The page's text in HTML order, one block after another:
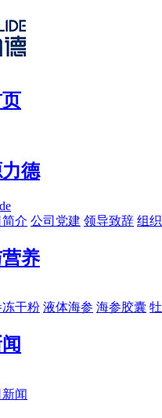
德
介 公司党建 领导致辞 组
养
干粉 液体海参 海参胶囊
闻